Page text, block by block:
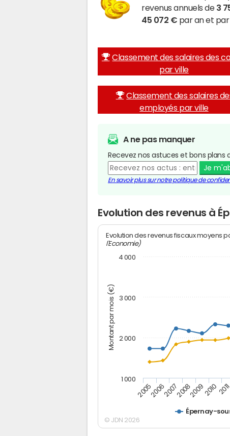
revenus annuels de 3
45 072 € par an et par
Classement des salaires des
par ville
Classement des salaires
employés par ville
A ne pas manquer
Recevez nos astuces et bons
Je
En savoir plus sur notre politique de
Evolution des revenus à
Montant par mois (€)
Evolution des revenus fiscaux moyens
l'Economie)
Épernay-
200520062007200820092010 2011
1 000
2 000
3 000
4 000
© JDN 2026